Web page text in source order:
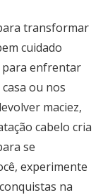
transformar
cuidado
para enfrentar
ou nos
maciez,
cabelo cria
se
experimente
na